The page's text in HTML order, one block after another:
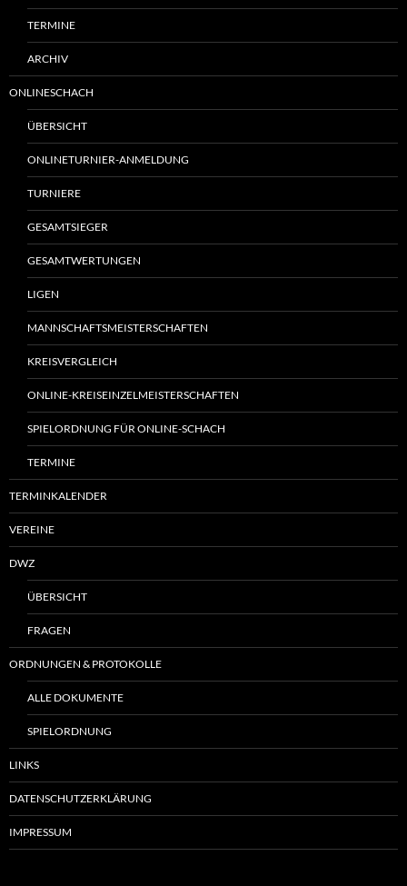
TERMINE
ARCHIV
ONLINESCHACH
ÜBERSICHT
ONLINETURNIER-ANMELDUNG
TURNIERE
GESAMTSIEGER
GESAMTWERTUNGEN
LIGEN
MANNSCHAFTSMEISTERSCHAFTEN
KREISVERGLEICH
ONLINE-KREISEINZELMEISTERSCHAFTEN
SPIELORDNUNG FÜR ONLINE-SCHACH
TERMINE
TERMINKALENDER
VEREINE
DWZ
ÜBERSICHT
FRAGEN
ORDNUNGEN & PROTOKOLLE
ALLE DOKUMENTE
SPIELORDNUNG
LINKS
DATENSCHUTZERKLÄRUNG
IMPRESSUM